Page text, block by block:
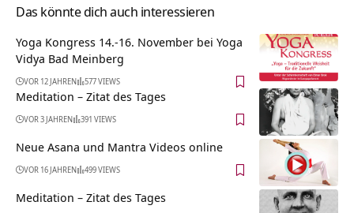
Das könnte dich auch interessieren
Yoga Kongress 14.-16. November bei Yoga
Vidya Bad Meinberg
VOR 12 JAHREN 577 VIEWS
Meditation – Zitat des Tages
VOR 3 JAHREN 391 VIEWS
Neue Asana und Mantra Videos online
VOR 16 JAHREN 499 VIEWS
Meditation – Zitat des Tages